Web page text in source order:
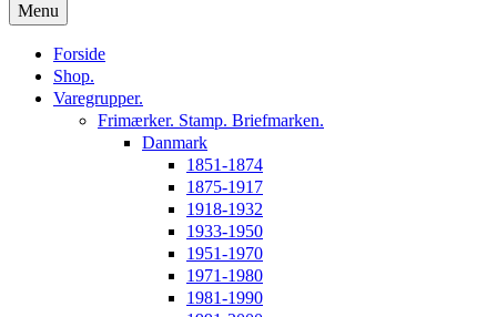
Menu
Forside
Shop.
Varegrupper.
Frimærker. Stamp. Briefmarken.
Danmark
1851-1874
1875-1917
1918-1932
1933-1950
1951-1970
1971-1980
1981-1990